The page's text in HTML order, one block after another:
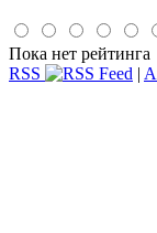
Пока нет рейтинга
RSS
|